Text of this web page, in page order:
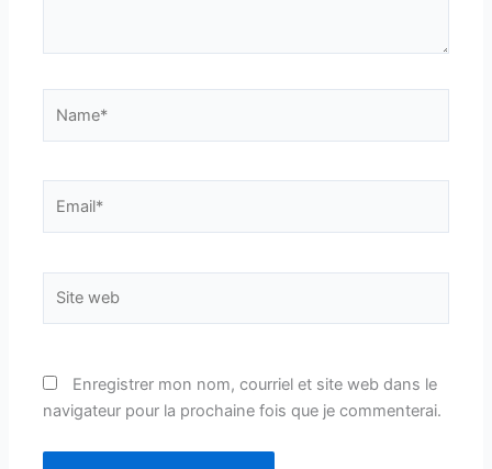
Enregistrer mon nom, courriel et site web dans le
navigateur pour la prochaine fois que je commenterai.